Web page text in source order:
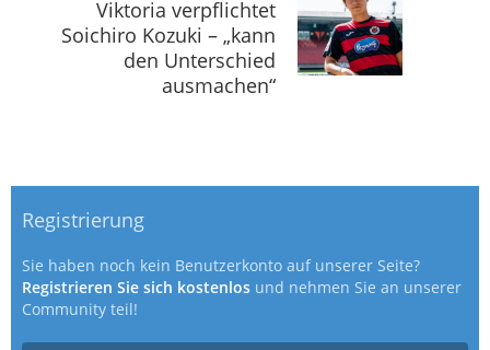
Viktoria verpflichtet
Soichiro Kozuki – „kann
den Unterschied
ausmachen“
Registrierung
Sie haben noch kein Benutzerkonto auf unserer Seite?
Registrieren Sie sich kostenlos und nehmen Sie an unserer
Community teil!